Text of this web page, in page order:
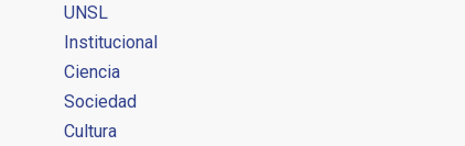
UNSL
Institucional
Ciencia
Sociedad
Cultura